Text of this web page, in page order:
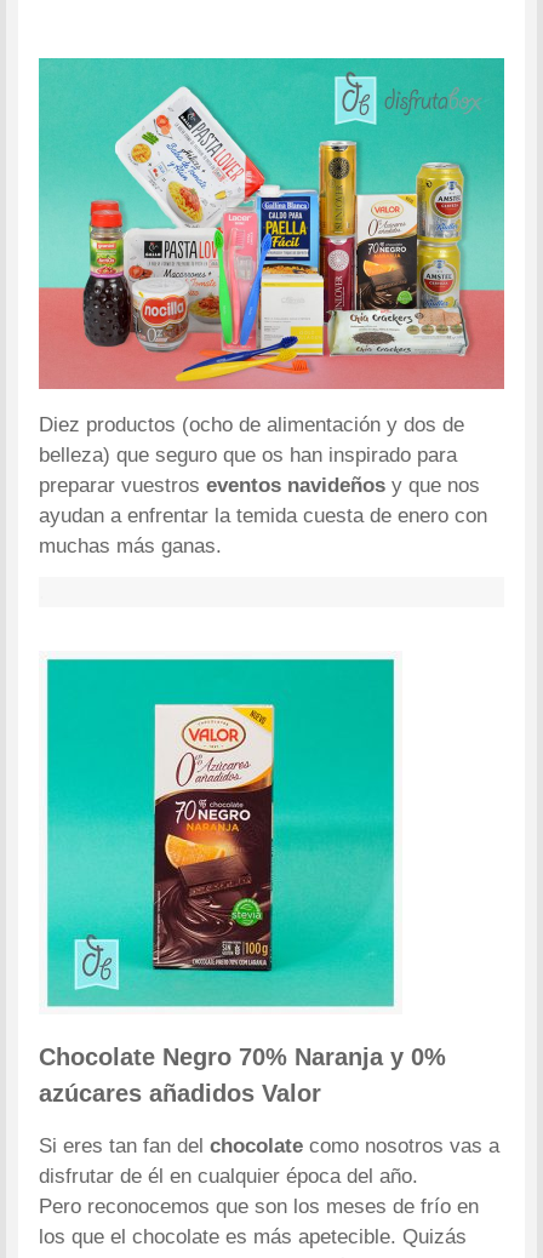
Diez productos (ocho de alimentación y dos de
belleza) que seguro que os han inspirado para
preparar vuestros eventos navideños y que nos
ayudan a enfrentar la temida cuesta de enero con
muchas más ganas.
Chocolate Negro 70% Naranja y 0%
azúcares añadidos Valor
Si eres tan fan delchocolate como nosotros vas a
disfrutar de él en cualquier época del año.
Pero reconocemos que son los meses de frío en
los que el chocolate es más apetecible. Quizás